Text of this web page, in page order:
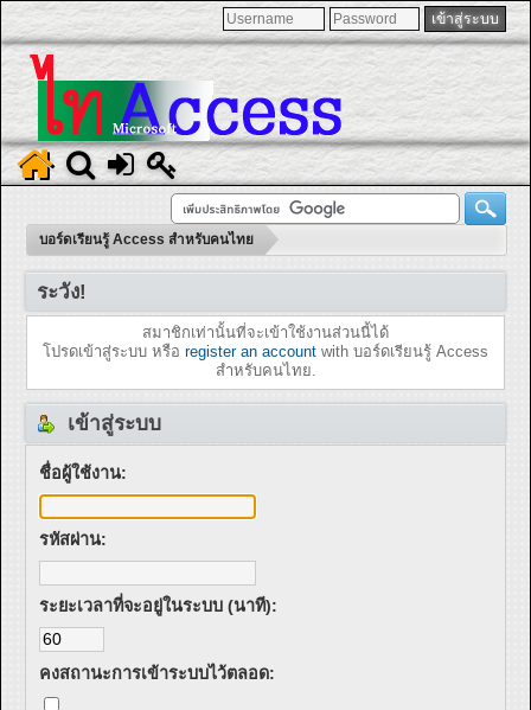
บอร์ดเรียนรู้ Access สำหรับคนไทย
ระวัง!
สมาชิกเท่านั้นที่จะเข้าใช้งานส่วนนี้ได้
โปรดเข้าสู่ระบบ หรือ register an account with บอร์ดเรียนรู้ Access
สำหรับคนไทย.
เข้าสู่ระบบ
ชื่อผู้ใช้งาน:
รหัสผ่าน:
ระยะเวลาที่จะอยู่ในระบบ (นาที):
คงสถานะการเข้าระบบไว้ตลอด: